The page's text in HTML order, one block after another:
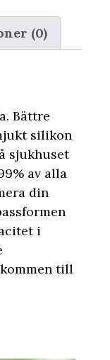
(0)
Bättre
silikon
sjukhuset
av alla
din
i
till